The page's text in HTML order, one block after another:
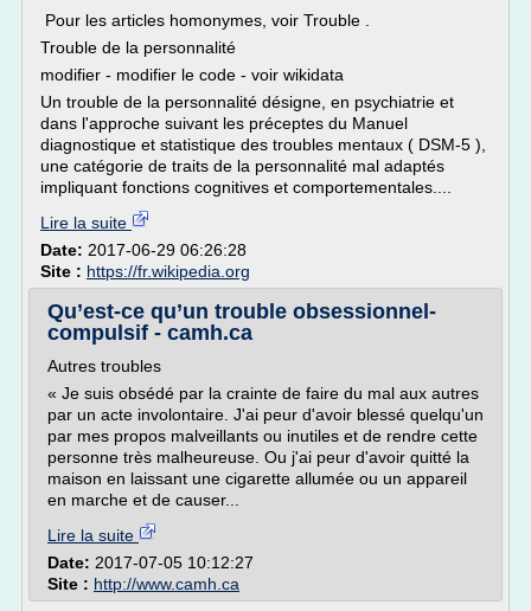
Pour les articles homonymes, voir Trouble .
Trouble de la personnalité
modifier - modifier le code - voir wikidata
Un trouble de la personnalité désigne, en psychiatrie et
dans l'approche suivant les préceptes du Manuel
diagnostique et statistique des troubles mentaux ( DSM-5 ),
une catégorie de traits de la personnalité mal adaptés
impliquant fonctions cognitives et comportementales....
Lire la suite
Date: 2017-06-29 06:26:28
Site : https://fr.wikipedia.org
Qu’est-ce qu’un trouble obsessionnel-
compulsif - camh.ca
Autres troubles
« Je suis obsédé par la crainte de faire du mal aux autres
par un acte involontaire. J'ai peur d'avoir blessé quelqu'un
par mes propos malveillants ou inutiles et de rendre cette
personne très malheureuse. Ou j'ai peur d'avoir quitté la
maison en laissant une cigarette allumée ou un appareil
en marche et de causer...
Lire la suite
Date: 2017-07-05 10:12:27
Site : http://www.camh.ca